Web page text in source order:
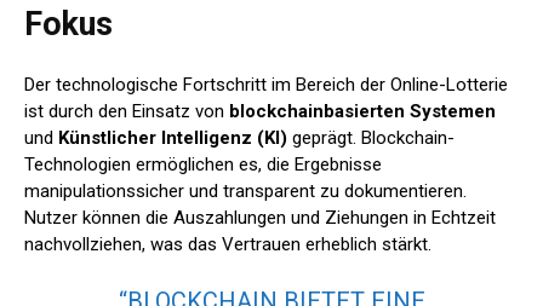
Fokus
Der technologische Fortschritt im Bereich der Online-Lotterie
ist durch den Einsatz von blockchainbasierten Systemen
und Künstlicher Intelligenz (KI) geprägt. Blockchain-
Technologien ermöglichen es, die Ergebnisse
manipulationssicher und transparent zu dokumentieren.
Nutzer können die Auszahlungen und Ziehungen in Echtzeit
nachvollziehen, was das Vertrauen erheblich stärkt.